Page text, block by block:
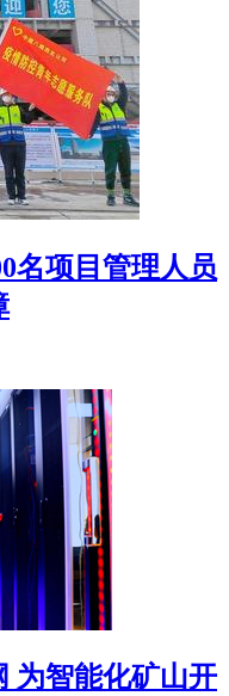
名项目管理人员
为智能化矿山开